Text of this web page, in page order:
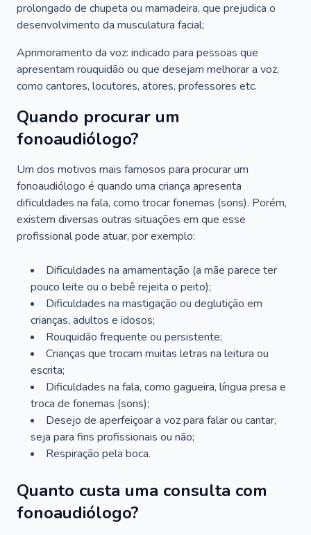
prolongado de chupeta ou mamadeira, que prejudica o
desenvolvimento da musculatura facial;
Aprimoramento da voz: indicado para pessoas que
apresentam rouquidão ou que desejam melhorar a voz,
como cantores, locutores, atores, professores etc.
Quando procurar um
fonoaudiólogo?
Um dos motivos mais famosos para procurar um
fonoaudiólogo é quando uma criança apresenta
dificuldades na fala, como trocar fonemas (sons). Porém,
existem diversas outras situações em que esse
profissional pode atuar, por exemplo:
Dificuldades na amamentação (a mãe parece ter
pouco leite ou o bebê rejeita o peito);
Dificuldades na mastigação ou deglutição em
crianças, adultos e idosos;
Rouquidão frequente ou persistente;
Crianças que trocam muitas letras na leitura ou
escrita;
Dificuldades na fala, como gagueira, língua presa e
troca de fonemas (sons);
Desejo de aperfeiçoar a voz para falar ou cantar,
seja para fins profissionais ou não;
Respiração pela boca.
Quanto custa uma consulta com
fonoaudiólogo?